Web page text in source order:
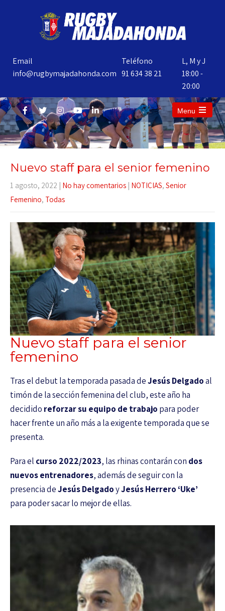
Email
info@rugbymajadahonda.com
Teléfono
91 634 38 21
L, M y J
18:00 -
20:00
Menu
Nuevo staff para el senior femenino
1 agosto, 2022 | No hay comentarios | NOTICIAS, Senior
Femenino, Todas
Nuevo staff para el senior
femenino
Tras el debut la temporada pasada deJesús Delgadoal
timón de la sección femenina del club, este año ha
decidido reforzar su equipo de trabajo para poder
hacer frente un año más a la exigente temporada que se
presenta.
Para el curso 2022/2023, las rhinas contarán con dos
nuevos entrenadores, además de seguir con la
presencia deJesús DelgadoyJesús Herrero ‘Uke’
para poder sacar lo mejor de ellas.